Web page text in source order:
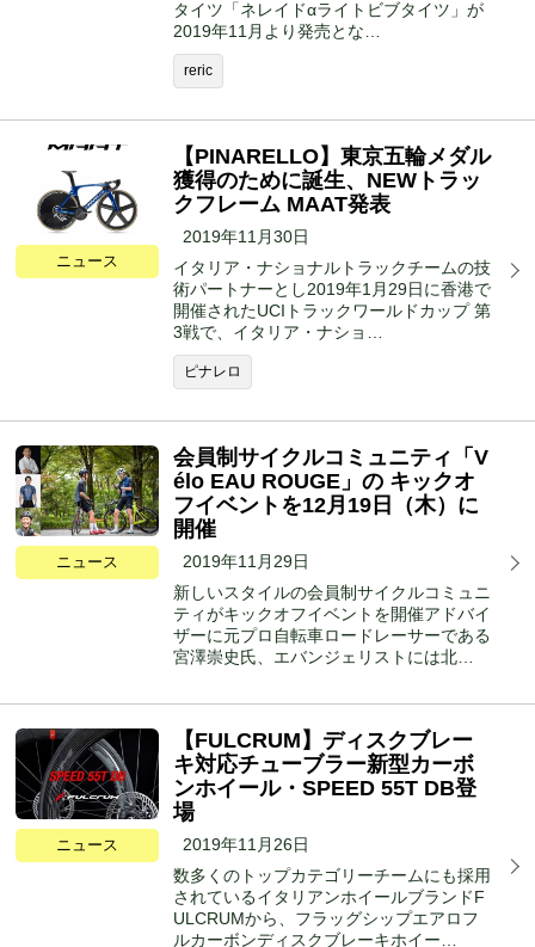
タイツ「ネレイドαライトビブタイツ」が
2019年11月より発売とな…
reric
ニュース
【PINARELLO】東京五輪メダル
獲得のために誕生、NEWトラッ
クフレーム MAAT発表
2019年11月30日
イタリア・ナショナルトラックチームの技
術パートナーとし2019年1月29日に香港で
開催されたUCIトラックワールドカップ 第
3戦で、イタリア・ナショ…
ピナレロ
ニュース
会員制サイクルコミュニティ「V
élo EAU ROUGE」の キックオ
フイベントを12月19日（木）に
開催
2019年11月29日
新しいスタイルの会員制サイクルコミュニ
ティがキックオフイベントを開催アドバイ
ザーに元プロ自転車ロードレーサーである
宮澤崇史氏、エバンジェリストには北…
ニュース
【FULCRUM】ディスクブレー
キ対応チューブラー新型カーボ
ンホイール・SPEED 55T DB登
場
2019年11月26日
数多くのトップカテゴリーチームにも採用
されているイタリアンホイールブランドF
ULCRUMから、フラッグシップエアロフ
ルカーボンディスクブレーキホイー…